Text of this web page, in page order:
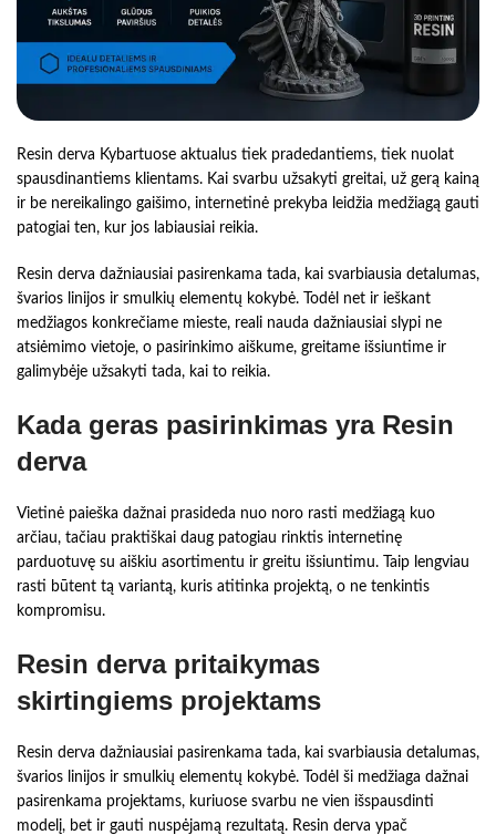
Resin derva Kybartuose aktualus tiek pradedantiems, tiek nuolat
spausdinantiems klientams. Kai svarbu užsakyti greitai, už gerą kainą
ir be nereikalingo gaišimo, internetinė prekyba leidžia medžiagą gauti
patogiai ten, kur jos labiausiai reikia.
Resin derva dažniausiai pasirenkama tada, kai svarbiausia detalumas,
švarios linijos ir smulkių elementų kokybė. Todėl net ir ieškant
medžiagos konkrečiame mieste, reali nauda dažniausiai slypi ne
atsiėmimo vietoje, o pasirinkimo aiškume, greitame išsiuntime ir
galimybėje užsakyti tada, kai to reikia.
Kada geras pasirinkimas yra Resin
derva
Vietinė paieška dažnai prasideda nuo noro rasti medžiagą kuo
arčiau, tačiau praktiškai daug patogiau rinktis internetinę
parduotuvę su aiškiu asortimentu ir greitu išsiuntimu. Taip lengviau
rasti būtent tą variantą, kuris atitinka projektą, o ne tenkintis
kompromisu.
Resin derva pritaikymas
skirtingiems projektams
Resin derva dažniausiai pasirenkama tada, kai svarbiausia detalumas,
švarios linijos ir smulkių elementų kokybė. Todėl ši medžiaga dažnai
pasirenkama projektams, kuriuose svarbu ne vien išspausdinti
modelį, bet ir gauti nuspėjamą rezultatą. Resin derva ypač